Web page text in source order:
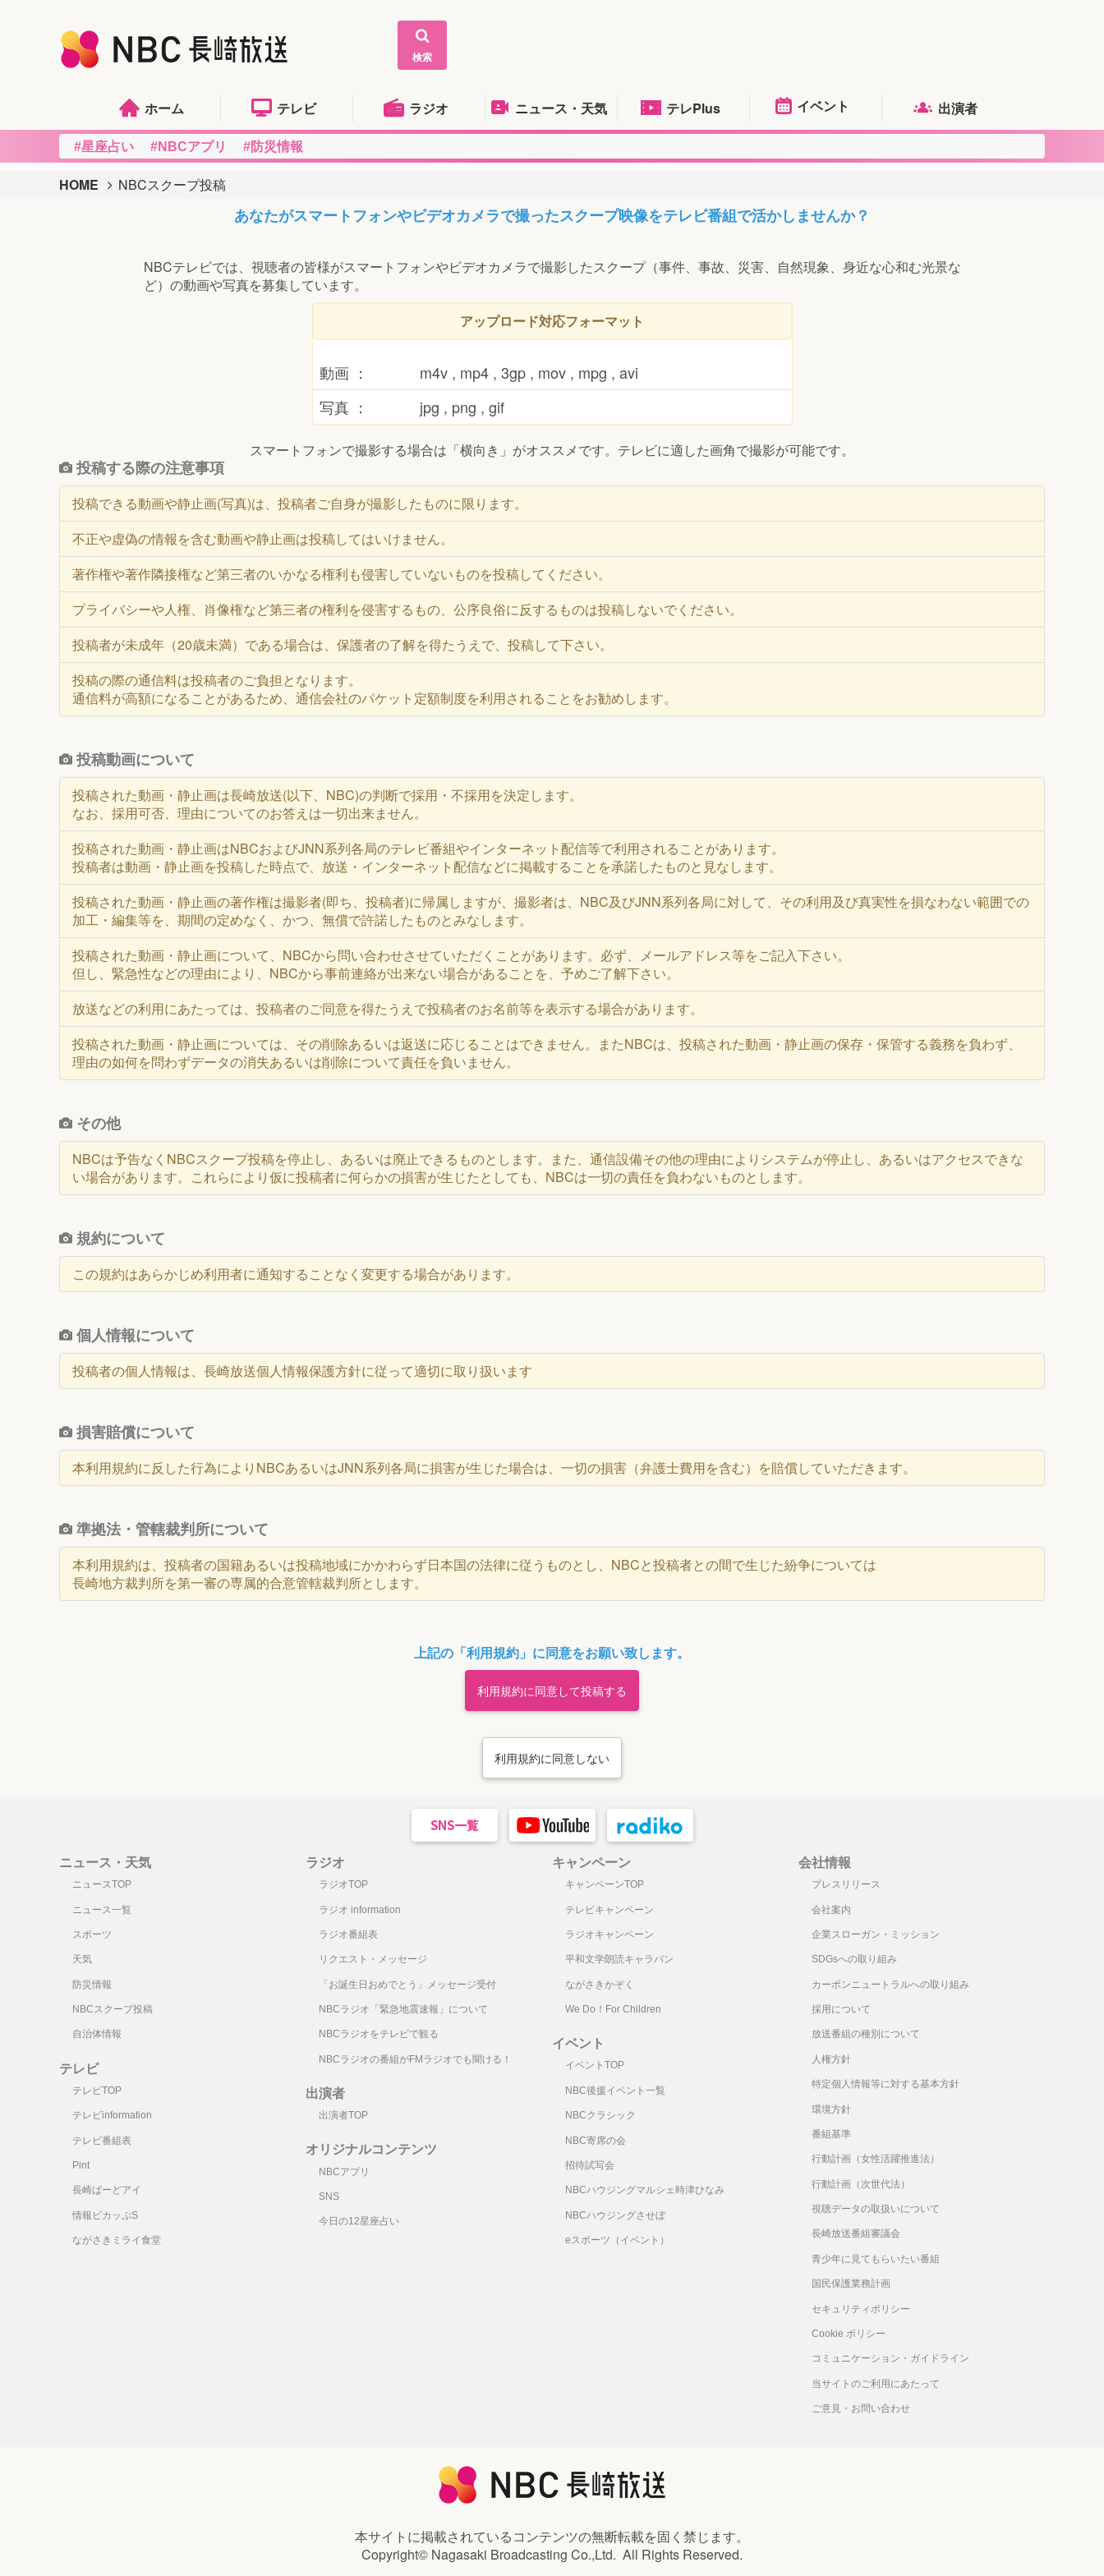
検索
ホーム テレビ ラジオ ニュース・天気 テレPlus イベント 出演者
#星座占い #NBCアプリ #防災情報
HOME NBCスクープ投稿
あなたがスマートフォンやビデオカメラで撮ったスクープ映像をテレビ番組で活かしませんか？
NBCテレビでは、視聴者の皆様がスマートフォンやビデオカメラで撮影したスクープ（事件、事故、災害、自然現象、身近な心和む光景な
ど）の動画や写真を募集しています。
アップロード対応フォーマット
動画 ：
m4v , mp4 , 3gp , mov , mpg , avi
写真 ：
jpg , png , gif
スマートフォンで撮影する場合は「横向き」がオススメです。テレビに適した画角で撮影が可能です。
投稿する際の注意事項
投稿できる動画や静止画(写真)は、投稿者ご自身が撮影したものに限ります。
不正や虚偽の情報を含む動画や静止画は投稿してはいけません。
著作権や著作隣接権など第三者のいかなる権利も侵害していないものを投稿してください。
プライバシーや人権、肖像権など第三者の権利を侵害するもの、公序良俗に反するものは投稿しないでください。
投稿者が未成年（20歳未満）である場合は、保護者の了解を得たうえで、投稿して下さい。
投稿の際の通信料は投稿者のご負担となります。
通信料が高額になることがあるため、通信会社のパケット定額制度を利用されることをお勧めします。
投稿動画について
投稿された動画・静止画は長崎放送(以下、NBC)の判断で採用・不採用を決定します。
なお、採用可否、理由についてのお答えは一切出来ません。
投稿された動画・静止画はNBCおよびJNN系列各局のテレビ番組やインターネット配信等で利用されることがあります。
投稿者は動画・静止画を投稿した時点で、放送・インターネット配信などに掲載することを承諾したものと見なします。
投稿された動画・静止画の著作権は撮影者(即ち、投稿者)に帰属しますが、撮影者は、NBC及びJNN系列各局に対して、その利用及び真実性を損なわない範囲での
加工・編集等を、期間の定めなく、かつ、無償で許諾したものとみなします。
投稿された動画・静止画について、NBCから問い合わせさせていただくことがあります。必ず、メールアドレス等をご記入下さい。
但し、緊急性などの理由により、NBCから事前連絡が出来ない場合があることを、予めご了解下さい。
放送などの利用にあたっては、投稿者のご同意を得たうえで投稿者のお名前等を表示する場合があります。
投稿された動画・静止画については、その削除あるいは返送に応じることはできません。またNBCは、投稿された動画・静止画の保存・保管する義務を負わず、
理由の如何を問わずデータの消失あるいは削除について責任を負いません。
その他
NBCは予告なくNBCスクープ投稿を停止し、あるいは廃止できるものとします。また、通信設備その他の理由によりシステムが停止し、あるいはアクセスできな
い場合があります。これらにより仮に投稿者に何らかの損害が生じたとしても、NBCは一切の責任を負わないものとします。
規約について
この規約はあらかじめ利用者に通知することなく変更する場合があります。
個人情報について
投稿者の個人情報は、長崎放送個人情報保護方針に従って適切に取り扱います
損害賠償について
本利用規約に反した行為によりNBCあるいはJNN系列各局に損害が生じた場合は、一切の損害（弁護士費用を含む）を賠償していただきます。
準拠法・管轄裁判所について
本利用規約は、投稿者の国籍あるいは投稿地域にかかわらず日本国の法律に従うものとし、NBCと投稿者との間で生じた紛争については
長崎地方裁判所を第一審の専属的合意管轄裁判所とします。
上記の「利用規約」に同意をお願い致します。
利用規約に同意して投稿する
利用規約に同意しない
ニュース・天気
ニュースTOP
ニュース一覧
スポーツ
天気
防災情報
NBCスクープ投稿
自治体情報
テレビ
テレビTOP
テレビinformation
テレビ番組表
Pint
長崎ばーどアイ
情報ピカッぷS
ながさきミライ食堂
ラジオ
ラジオTOP
ラジオ information
ラジオ番組表
リクエスト・メッセージ
「お誕生日おめでとう」メッセージ受付
NBCラジオ「緊急地震速報」について
NBCラジオをテレビで観る
NBCラジオの番組がFMラジオでも聞ける！
出演者
出演者TOP
オリジナルコンテンツ
NBCアプリ
SNS
今日の12星座占い
キャンペーン
キャンペーンTOP
テレビキャンペーン
ラジオキャンペーン
平和文学朗読キャラバン
ながさきかぞく
We Do！For Children
イベント
イベントTOP
NBC後援イベント一覧
NBCクラシック
NBC寄席の会
招待試写会
NBCハウジングマルシェ時津ひなみ
NBCハウジングさせぼ
eスポーツ（イベント）
会社情報
プレスリリース
会社案内
企業スローガン・ミッション
SDGsへの取り組み
カーボンニュートラルへの取り組み
採用について
放送番組の種別について
人権方針
特定個人情報等に対する基本方針
環境方針
番組基準
行動計画（女性活躍推進法）
行動計画（次世代法）
視聴データの取扱いについて
長崎放送番組審議会
青少年に見てもらいたい番組
国民保護業務計画
セキュリティポリシー
Cookie ポリシー
コミュニケーション・ガイドライン
当サイトのご利用にあたって
ご意見・お問い合わせ
本サイトに掲載されているコンテンツの無断転載を固く禁じます。
Copyright© Nagasaki Broadcasting Co.,Ltd. All Rights Reserved.